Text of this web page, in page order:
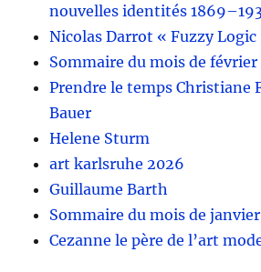
nouvelles identités
Nicolas Darrot « Fuzzy Logic
Sommaire du mois de février
Prendre le temps Christiane
Bauer
Helene Sturm
art karlsruhe 2026
Guillaume Barth
Sommaire du mois de
Cezanne le père de l’art